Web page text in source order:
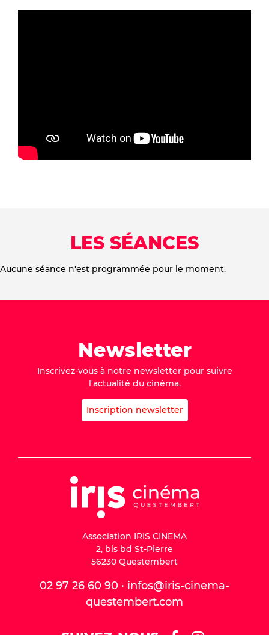
LES SÉANCES
Aucune séance n'est programmée pour le moment.
Newsletter
Inscrivez-vous à notre newsletter pour suivre
l'actualité du cinéma.
Inscription newsletter
Association IRIS CINEMA
2, bis bd St-Pierre
56230 Questembert
02 97 26 60 90 · infos@iris-cinema-
questembert.com